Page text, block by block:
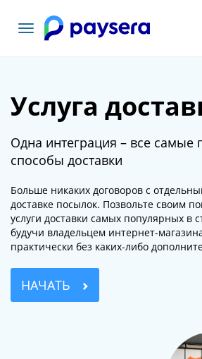
Toggle
navigation
Услуга
Одна интеграция – все самые
способы доставки
Больше никаких договоров с
доставке посылок. Позвольте своим
услуги доставки самых популярных в
будучи владельцем интернет-
практически без каких-либо
НАЧАТЬ